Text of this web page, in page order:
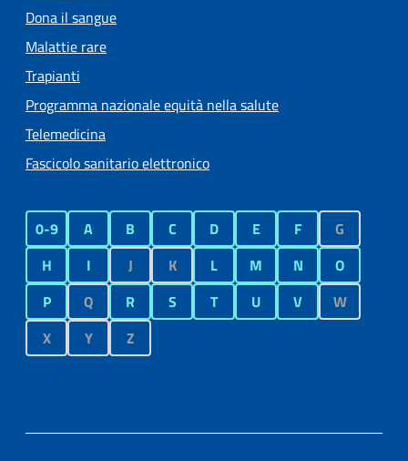
Dona il sangue
Malattie rare
Trapianti
Programma nazionale equità nella salute
Telemedicina
Fascicolo sanitario elettronico
0-9 A B C D E F
G
H
I J K L M N
O
P
Q R S T U V
W
X
Y Z